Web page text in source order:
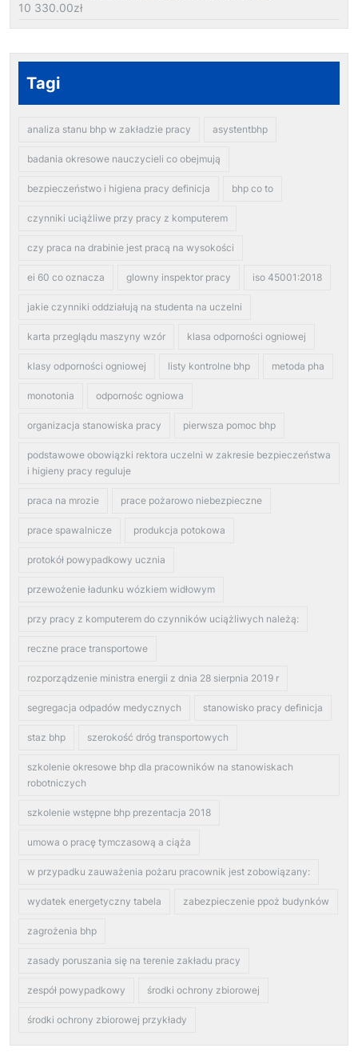
10 330.00zł
Tagi
analiza stanu bhp w zakładzie pracy asystentbhp
badania okresowe nauczycieli co obejmują
bezpieczeństwo i higiena pracy definicja bhp co to
czynniki uciążliwe przy pracy z komputerem
czy praca na drabinie jest pracą na wysokości
ei 60 co oznacza glowny inspektor pracy iso 45001:2018
jakie czynniki oddziałują na studenta na uczelni
karta przeglądu maszyny wzór klasa odporności ogniowej
klasy odporności ogniowej listy kontrolne bhp metoda pha
monotonia odpornośc ogniowa
organizacja stanowiska pracy pierwsza pomoc bhp
podstawowe obowiązki rektora uczelni w zakresie bezpieczeństwa
i higieny pracy reguluje
praca na mrozie prace pożarowo niebezpieczne
prace spawalnicze produkcja potokowa
protokół powypadkowy ucznia
przewożenie ładunku wózkiem widłowym
przy pracy z komputerem do czynników uciążliwych należą:
reczne prace transportowe
rozporządzenie ministra energii z dnia 28 sierpnia 2019 r
segregacja odpadów medycznych stanowisko pracy definicja
staz bhp szerokość dróg transportowych
szkolenie okresowe bhp dla pracowników na stanowiskach
robotniczych
szkolenie wstępne bhp prezentacja 2018
umowa o pracę tymczasową a ciąża
w przypadku zauważenia pożaru pracownik jest zobowiązany:
wydatek energetyczny tabela zabezpieczenie ppoż budynków
zagrożenia bhp
zasady poruszania się na terenie zakładu pracy
zespół powypadkowy środki ochrony zbiorowej
środki ochrony zbiorowej przykłady